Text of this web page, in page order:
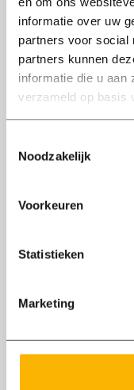
informatie over uw
partners voor social
partners kunnen
informatie die u aan
verzameld op basis
Noodzakelijk
Voorkeuren
Statistieken
Marketing
Vacatures
Grondwerker
€ 2900,00 - €